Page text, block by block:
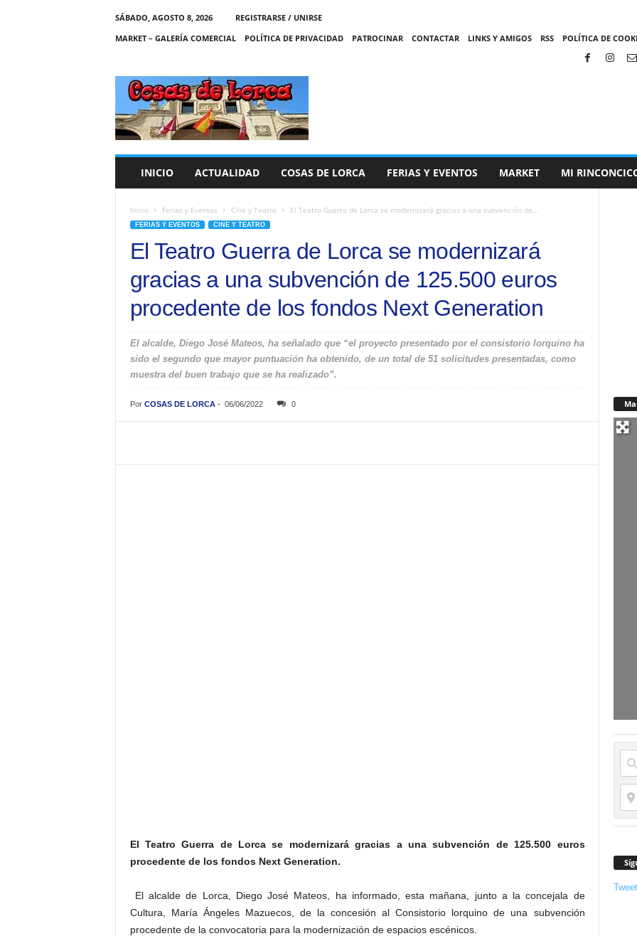
SÁBADO, AGOSTO 8, 2026
REGISTRARSE / UNIRSE
MARKET – GALERÍA COMERCIAL
POLÍTICA DE PRIVACIDAD PATROCINAR CONTACTAR LINKS Y AMIGOS RSS POLÍTICA DE
C
A
S
INICIO ACTUALIDAD COSAS DE LORCA FERIAS Y EVENTOS MARKET MI
Inicio Ferias y Eventos Cine y Teatro El Teatro Guerra de Lorca se modernizará gracias a una subvención de...
FERIAS Y EVENTOS CINE Y TEATRO
El Teatro Guerra de Lorca se modernizará
gracias a una subvención de 125.500 euros
procedente de los fondos Next Generation
El alcalde, Diego José Mateos, ha señalado que “el proyecto presentado por el consistorio lorquino ha
sido el segundo que mayor puntuación ha obtenido, de un total de 51 solicitudes presentadas, como
muestra del buen trabajo que se ha realizado”.
Por COSAS DE LORCA- 06/06/2022 0
El Teatro Guerra de Lorca se modernizará gracias a una subvención de 125.500 euros
procedente de los fondos Next Generation.
El alcalde de Lorca, Diego José Mateos, ha informado, esta mañana, junto a la concejala de
Cultura, María Ángeles Mazuecos, de la concesión al Consistorio lorquino de una subvención
procedente de la convocatoria para la modernización de espacios escénicos.